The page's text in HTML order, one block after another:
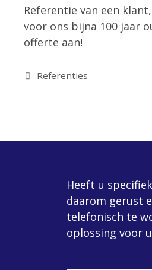
Referentie van een
voor ons bijna 100 jaar
offerte aan!
Referenties
Heeft u
daarom gerust
telefonisch te
oplossing voor